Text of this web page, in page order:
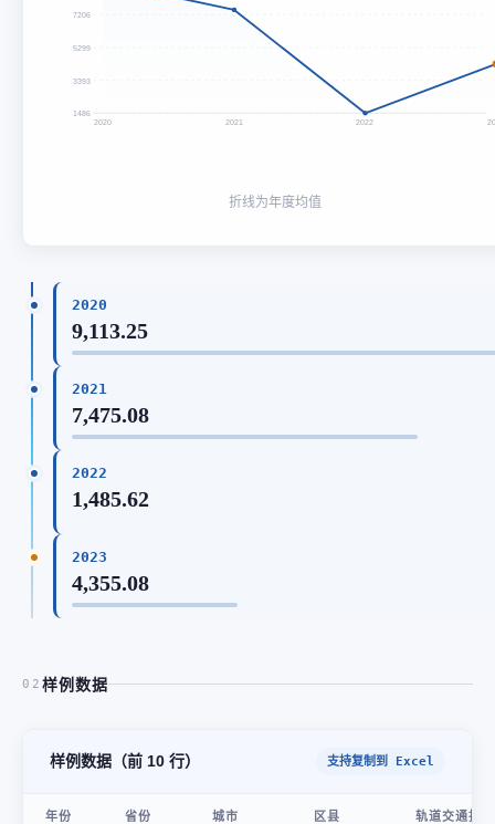
7206
5299
3393
1486
2020 2021 2022
折线为年度均值
2020
9,113.25
2021
7,475.08
2022
1,485.62
2023
4,355.08
02 样例数据
样例数据（前 10 行） 支持复制到 Excel
年份 省份 城市 区县 轨道交通投